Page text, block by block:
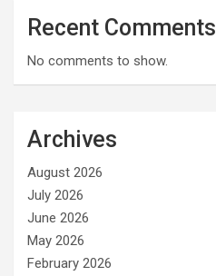
Recent Comments
No comments to show.
Archives
August 2026
July 2026
June 2026
May 2026
February 2026